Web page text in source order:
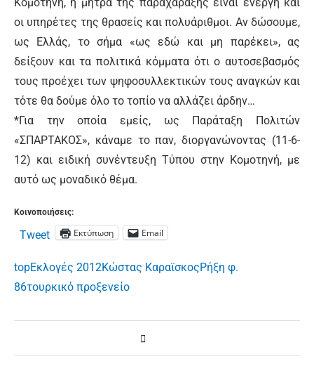
οι υπηρέτες της θρασείς και πολυάριθμοι. Αν δώσουμε,
ως Ελλάς, το σήμα «ως εδώ και μη παρέκει», ας
δείξουν και τα πολιτικά κόμματα ότι ο αυτοσεβασμός
τους προέχει των ψηφοσυλλεκτικών τους αναγκών και
τότε θα δούμε όλο το τοπίο να αλλάζει άρδην…
*Για την οποία εμείς, ως Παράταξη Πολιτών
«ΣΠΑΡΤΑΚΟΣ», κάναμε το παν, διοργανώνοντας (11-6-
12) και ειδική συνέντευξη Τύπου στην Κομοτηνή, με
αυτό ως μοναδικό θέμα.
Κοινοποιήσεις:
Tweet Εκτύπωση Email
topΕκλογές 2012Κώστας ΚαραϊσκοςΡήξη φ.
86τουρκικό προξενείο